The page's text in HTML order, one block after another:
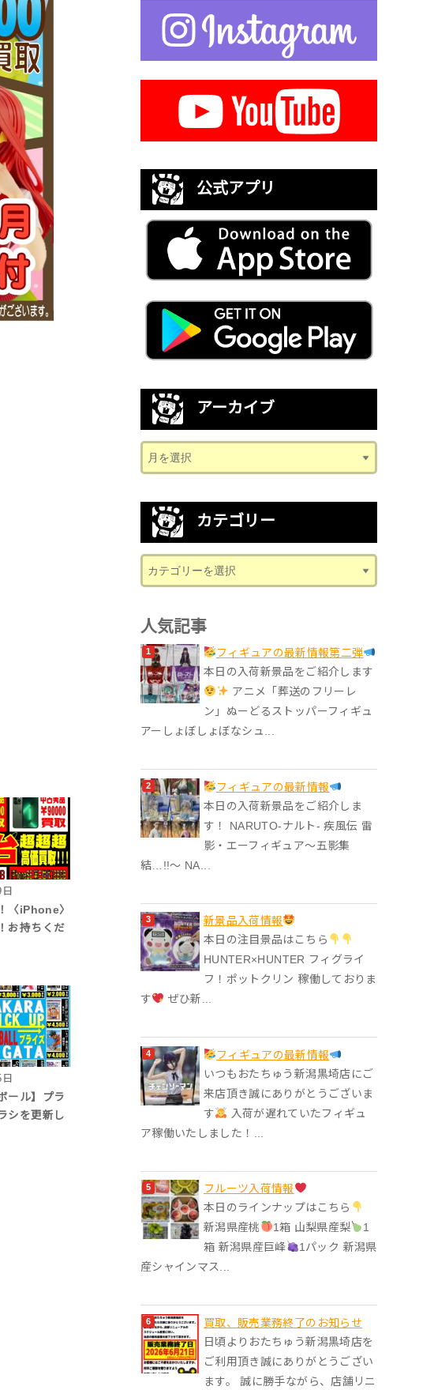
〈iPhone〉
お持ちくだ
ール】プラ
シを更新し
公式アプリ
アーカイブ
カテゴリー
人気記事
フィギュアの最新情報第二弾
本日の入荷新景品をご紹介します
アニメ「葬送のフリーレ
ン」ぬーどるストッパーフィギュ
アーしょぼしょぼなシュ...
フィギュアの最新情報
本日の入荷新景品をご紹介しま
す！ NARUTO-ナルト- 疾風伝 雷
影・エーフィギュア～五影集
結…!!～ NA...
‎新景品入荷情報
本日の注目景品はこちら
HUNTER×HUNTER フィグライ
フ！ポットクリン 稼働しておりま
す
ぜひ新...
フィギュアの最新情報
いつもおたちゅう新潟黒埼店にご
来店頂き誠にありがとうございま
す
入荷が遅れていたフィギュ
ア稼働いたしました！...
フルーツ入荷情報
本日のラインナップはこちら
新潟県産桃
1箱 山梨県産梨
1
箱 新潟県産巨峰
1パック 新潟県
産シャインマス...
買取、販売業務終了のお知らせ
日頃よりおたちゅう新潟黒埼店を
ご利用頂き誠にありがとうござい
ます。 誠に勝手ながら、店舗リニ